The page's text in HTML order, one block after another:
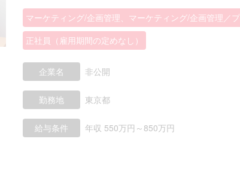
マーケティング/企画管理、マーケティング/企画管理／
正社員（雇用期間の定めなし）
企業名 非公開
勤務地 東京都
給与条件 年収 550万円～850万円